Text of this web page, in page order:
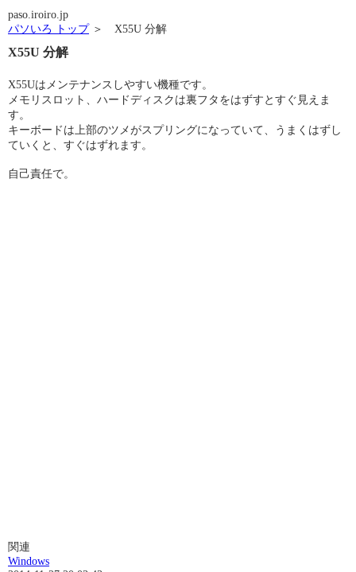
paso.iroiro.jp
パソいろ トップ＞ X55U 分解
X55U 分解
X55Uはメンテナンスしやすい機種です。
メモリスロット、ハードディスクは裏フタをはずすとすぐ見えま
す。
キーボードは上部のツメがスプリングになっていて、うまくはずし
ていくと、すぐはずれます。
自己責任で。
関連
Windows